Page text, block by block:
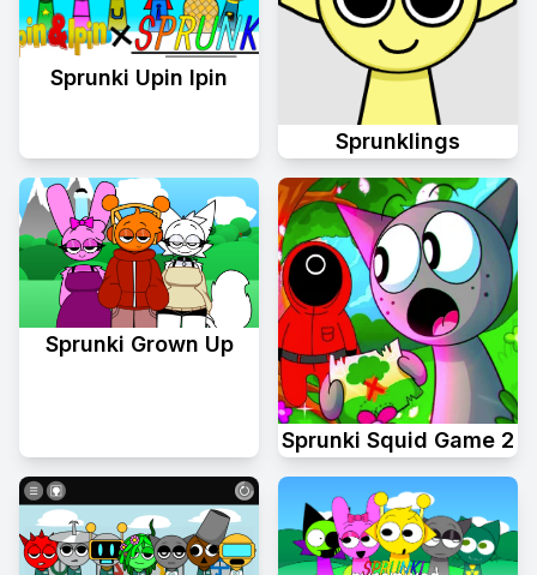
Sprunki Upin Ipin
Sprunklings
Sprunki Grown Up
Sprunki Squid Game 2